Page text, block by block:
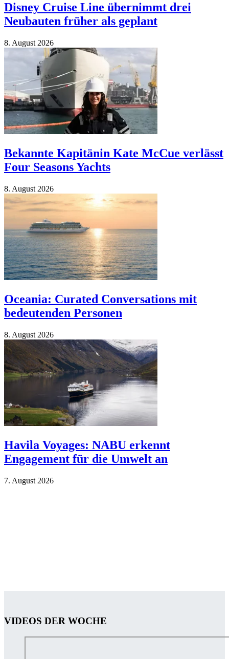
Disney Cruise Line übernimmt drei
Neubauten früher als geplant
8. Au­gust 2026
Bekannte Kapitänin Kate McCue verlässt
Four Seasons Yachts
8. Au­gust 2026
Oceania: Curated Conversations mit
bedeutenden Personen
8. Au­gust 2026
Havila Voyages: NABU erkennt
Engagement für die Umwelt an
7. Au­gust 2026
VIDEOS DER WOCHE